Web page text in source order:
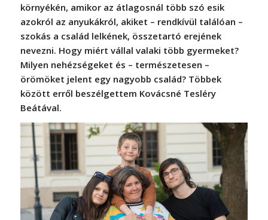
környékén, amikor az átlagosnál több szó esik
azokról az anyukákról, akiket – rendkívül találóan –
szokás a család lelkének, összetartó erejének
nevezni. Hogy miért vállal valaki több gyermeket?
Milyen nehézségeket és – természetesen –
örömöket jelent egy nagyobb család? Többek
között erről beszélgettem Kovácsné Tesléry
Beátával.